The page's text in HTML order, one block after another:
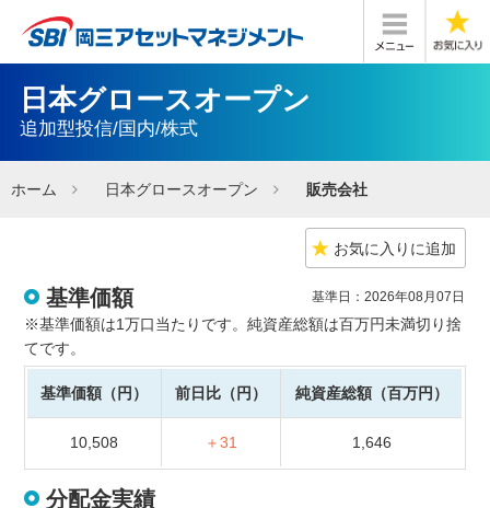
日本グロースオープン
追加型投信/国内/株式
ホーム 日本グロースオープン 販売会社
お気に入りに追加
基準価額 基準日：2026年08月07日
※基準価額は1万口当たりです。純資産総額は百万円未満切り捨
てです。
基準価額（円） 前日比（円） 純資産総額（百万円）
10,508 ＋31 1,646
分配金実績